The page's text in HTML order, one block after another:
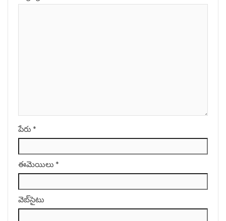
పేరు *
ఈమెయిలు *
వెబ్‌సైటు